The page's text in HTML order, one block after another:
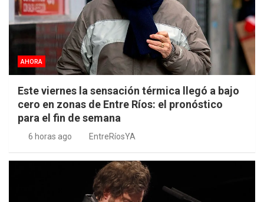
AHORA
Este viernes la sensación térmica llegó a bajo
cero en zonas de Entre Ríos: el pronóstico
para el fin de semana
6 horas ago EntreRíosYA